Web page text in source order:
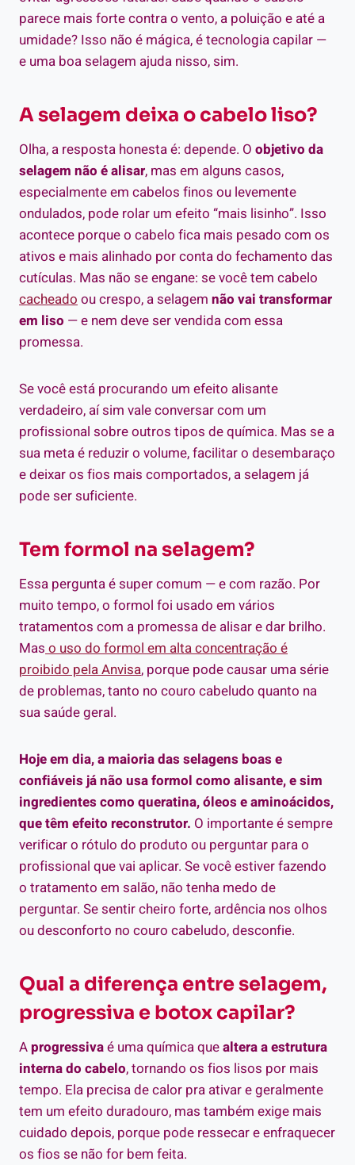
parece mais forte contra o vento, a poluição e até a
umidade? Isso não é mágica, é tecnologia capilar —
e uma boa selagem ajuda nisso, sim.
A selagem deixa o cabelo liso?
Olha, a resposta honesta é: depende. O objetivo da
selagem não é alisar, mas em alguns casos,
especialmente em cabelos finos ou levemente
ondulados, pode rolar um efeito “mais lisinho”. Isso
acontece porque o cabelo fica mais pesado com os
ativos e mais alinhado por conta do fechamento das
cutículas. Mas não se engane: se você tem cabelo
cacheado ou crespo, a selagem não vai transformar
em liso — e nem deve ser vendida com essa
promessa.
Se você está procurando um efeito alisante
verdadeiro, aí sim vale conversar com um
profissional sobre outros tipos de química. Mas se a
sua meta é reduzir o volume, facilitar o desembaraço
e deixar os fios mais comportados, a selagem já
pode ser suficiente.
Tem formol na selagem?
Essa pergunta é super comum — e com razão. Por
muito tempo, o formol foi usado em vários
tratamentos com a promessa de alisar e dar brilho.
Mas o uso do formol em alta concentração é
proibido pela Anvisa, porque pode causar uma série
de problemas, tanto no couro cabeludo quanto na
sua saúde geral.
Hoje em dia, a maioria das selagens boas e
confiáveis já não usa formol como alisante, e sim
ingredientes como queratina, óleos e aminoácidos,
que têm efeito reconstrutor. O importante é sempre
verificar o rótulo do produto ou perguntar para o
profissional que vai aplicar. Se você estiver fazendo
o tratamento em salão, não tenha medo de
perguntar. Se sentir cheiro forte, ardência nos olhos
ou desconforto no couro cabeludo, desconfie.
Qual a diferença entre selagem,
progressiva e botox capilar?
Aprogressivaé uma química quealtera a estrutura
interna do cabelo, tornando os fios lisos por mais
tempo. Ela precisa de calor pra ativar e geralmente
tem um efeito duradouro, mas também exige mais
cuidado depois, porque pode ressecar e enfraquecer
os fios se não for bem feita.